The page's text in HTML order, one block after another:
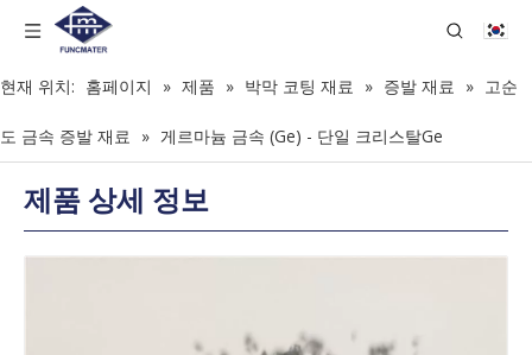
현재 위치: 홈페이지 » 제품 » 박막 코팅 재료 » 증발 재료 » 고순
도 금속 증발 재료 » 게르마늄 금속 (Ge) - 단일 크리스탈Ge
제품 상세 정보